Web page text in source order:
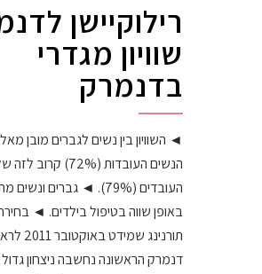
רילוקיישן
שוויון מגדרי
בדנמרק
◄ השוויון בין נשים לגברים מובן
הנשים העובדות (72%)
העובדים (79%). ◄ גברים
באופן שווה בטיפול בילדים. ◄
תורנינג
דנמרק הראשונה נחשבה ניצחון